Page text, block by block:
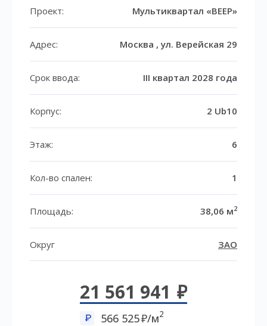
Проект: Мультиквартал «ВЕЕР»
Адрес: Москва , ул. Верейская 29
Срок ввода: III квартал 2028 года
Корпус: 2 Ub10
Этаж: 6
Кол-во спален: 1
Площадь: 38,06 м2
Округ ЗАО
21 561 941
566 525 /м2